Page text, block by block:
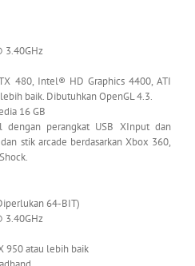
3.40GHz
480, Intel® HD Graphics 4400, ATI
baik. Dibutuhkan OpenGL 4.3.
16 GB
dengan perangkat USB XInput dan
stik arcade berdasarkan Xbox 360,
64-BIT)
3.40GHz
950 atau lebih baik